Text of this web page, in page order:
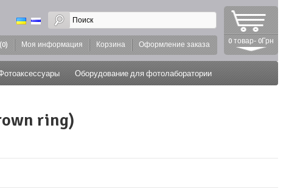
0 товар- 0Грн
Моя информация Корзина Оформление заказа
Оборудование для фотолаборатории
ring)